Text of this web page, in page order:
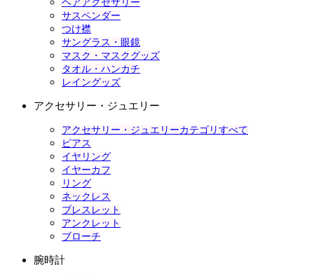
ヘアアクセサリー
サスペンダー
つけ襟
サングラス・眼鏡
マスク・マスクグッズ
タオル・ハンカチ
レイングッズ
アクセサリー・ジュエリー
アクセサリー・ジュエリーカテゴリすべて
ピアス
イヤリング
イヤーカフ
リング
ネックレス
ブレスレット
アンクレット
ブローチ
腕時計